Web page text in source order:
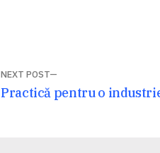
NEXT POST
Next
Practică pentru o